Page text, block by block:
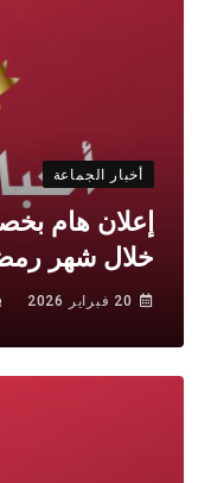
أخبار الجماعة
إعلان هام
خلال شهر
20 فبراير 2026